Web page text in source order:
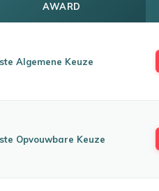
AWARD
Algemene Keuze
Opvouwbare Keuze